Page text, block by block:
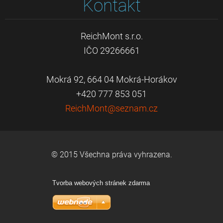
Kontakt
ReichMont s.r.o.
IČO 29266661
Mokrá 92, 664 04 Mokrá-Horákov
+420 777 853 051
ReichMont@seznam.cz
© 2015 Všechna práva vyhrazena.
Tvorba webových stránek zdarma